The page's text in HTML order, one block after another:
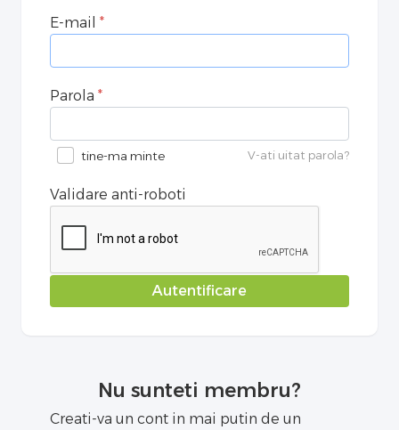
E-mail
Parola
tine-ma minte V-ati uitat parola?
Validare anti-roboti
Autentificare
Nu sunteti membru?
Creati-va un cont in mai putin de un